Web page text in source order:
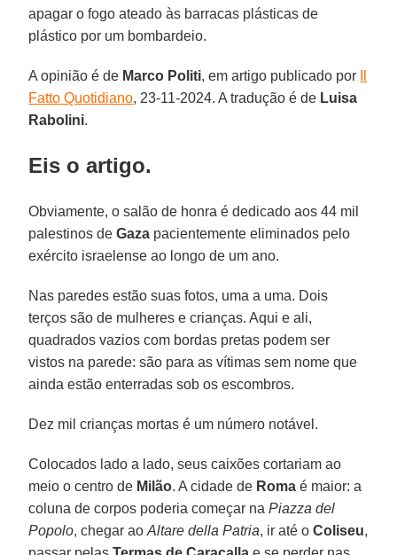
apagar o fogo ateado às barracas plásticas de
plástico por um bombardeio.
A opinião é de Marco Politi, em artigo publicado por
Fatto Quotidiano, 23-11-2024. A tradução é de Luisa
Rabolini.
Eis o artigo.
Obviamente, o salão de honra é dedicado aos 44 mil
palestinos deGaza pacientemente eliminados pelo
exército israelense ao longo de um ano.
Nas paredes estão suas fotos, uma a uma. Dois
terços são de mulheres e crianças. Aqui e ali,
quadrados vazios com bordas pretas podem ser
vistos na parede: são para as vítimas sem nome que
ainda estão enterradas sob os escombros.
Dez mil crianças mortas é um número notável.
Colocados lado a lado, seus caixões cortariam ao
meio o centro de Milão. A cidade de Roma é maior: a
coluna de corpos poderia começar naPiazza del
Popolo, chegar aoAltare della Patria, ir até oColiseu,